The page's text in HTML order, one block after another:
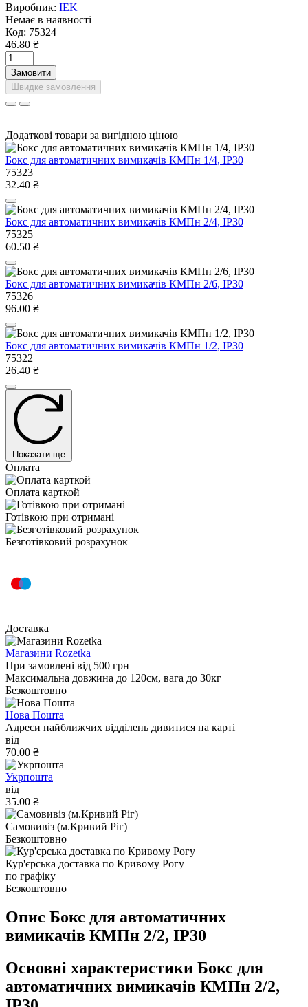
Виробник: IEK
Немає в наявності
Код: 75324
46.80 ₴
Замовити
Швидке замовлення
Додаткові товари за вигідною ціною
Бокс для автоматичних вимикачів КМПн 1/4, IP30
75323
32.40 ₴
Бокс для автоматичних вимикачів КМПн 2/4, IP30
75325
60.50 ₴
Бокс для автоматичних вимикачів КМПн 2/6, IP30
75326
96.00 ₴
Бокс для автоматичних вимикачів КМПн 1/2, IP30
75322
26.40 ₴
Показати ще
Оплата
Оплата карткой
Готівкою при отримані
Безготівковий розрахунок
Доставка
Магазини Rozetka
При замовлені від 500 грн
Максимальна довжина до 120см, вага до 30кг
Безкоштовно
Нова Пошта
Адреси найближчих відділень дивитися на карті
від
70.00 ₴
Укрпошта
від
35.00 ₴
Самовивіз (м.Кривий Ріг)
Безкоштовно
Кур'єрська доставка по Кривому Рогу
по графіку
Безкоштовно
Опис Бокс для автоматичних
вимикачів КМПн 2/2, IP30
Основні характеристики Бокс для
автоматичних вимикачів КМПн 2/2,